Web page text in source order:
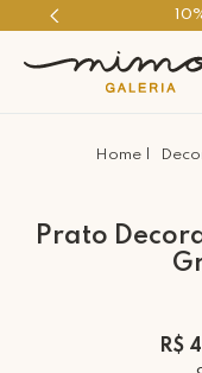
Prato
R$